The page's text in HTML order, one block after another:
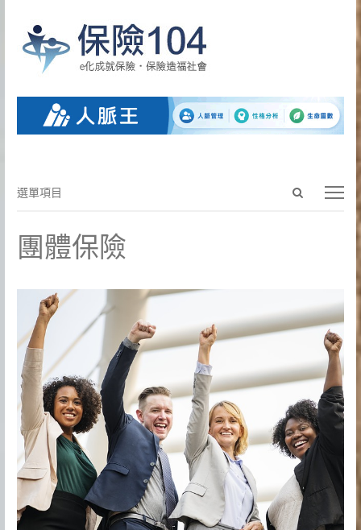
Open
search
選
目
選單項目
團體保險